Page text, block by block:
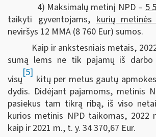
4) Maksimalų metinį NPD – 5
taikyti gyventojams, kurių metinės
neviršys 12 MMA (8 760 Eur) sumos.
Kaip ir ankstesniais metais,
sumą lems ne tik pajamų iš
visų
[5]
kitų per metus gautų
dydis. Didėjant pajamoms, metinis
pasiekus tam tikrą ribą, iš viso
kurios metinis NPD taikomas, 2022
kaip ir 2021 m., t. y. 34 370,67 Eur.